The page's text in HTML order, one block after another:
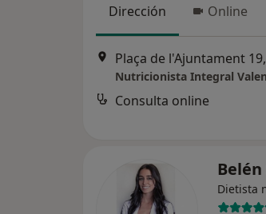
Dirección Online
Plaça de l'Ajuntament 19,
Nutricionista Integral
Consulta online
Dietista